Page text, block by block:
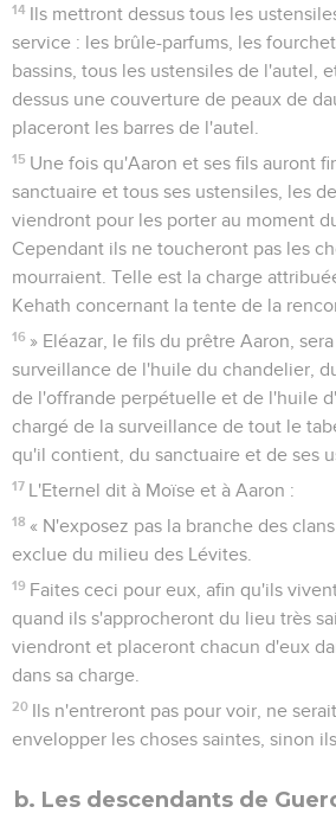
14 Ils mettront dessus tous les
service : les brûle-parfums, les
bassins, tous les ustensiles de l'autel,
dessus une couverture de peaux de
placeront les barres de l'autel.
15 Une fois qu'Aaron et ses fils auront
sanctuaire et tous ses ustensiles, les
viendront pour les porter au moment
Cependant ils ne toucheront pas les
mourraient. Telle est la charge
Kehath concernant la tente de la
16 » Eléazar, le fils du prêtre Aaron,
surveillance de l'huile du chandelier,
de l'offrande perpétuelle et de l'huile
chargé de la surveillance de tout le
qu'il contient, du sanctuaire et de ses
17 L'Eternel dit à Moïse et à Aaron :
18 « N'exposez pas la branche des
exclue du milieu des Lévites.
19 Faites ceci pour eux, afin qu'ils
quand ils s'approcheront du lieu très
viendront et placeront chacun d'eux
dans sa charge.
20 Ils n'entreront pas pour voir, ne
envelopper les choses saintes, sinon
b. Les descendants de